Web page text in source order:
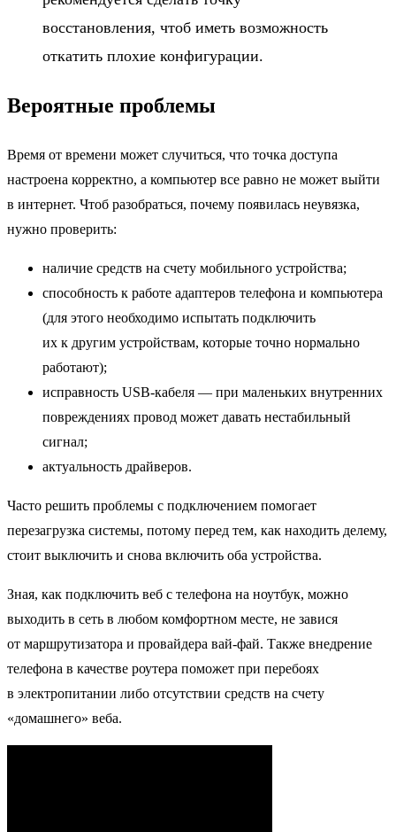
восстановления, чтоб иметь возможность
откатить плохие конфигурации.
Вероятные проблемы
Время от времени может случиться, что точка доступа
настроена корректно, а компьютер все равно не может выйти
в интернет. Чтоб разобраться, почему появилась неувязка,
нужно проверить:
наличие средств на счету мобильного устройства;
способность к работе адаптеров телефона и компьютера
(для этого необходимо испытать подключить
их к другим устройствам, которые точно нормально
работают);
исправность USB-кабеля — при маленьких внутренних
повреждениях провод может давать нестабильный
сигнал;
актуальность драйверов.
Часто решить проблемы с подключением помогает
перезагрузка системы, потому перед тем, как находить делему,
стоит выключить и снова включить оба устройства.
Зная, как подключить веб с телефона на ноутбук, можно
выходить в сеть в любом комфортном месте, не завися
от маршрутизатора и провайдера вай-фай. Также внедрение
телефона в качестве роутера поможет при перебоях
в электропитании либо отсутствии средств на счету
«домашнего» веба.